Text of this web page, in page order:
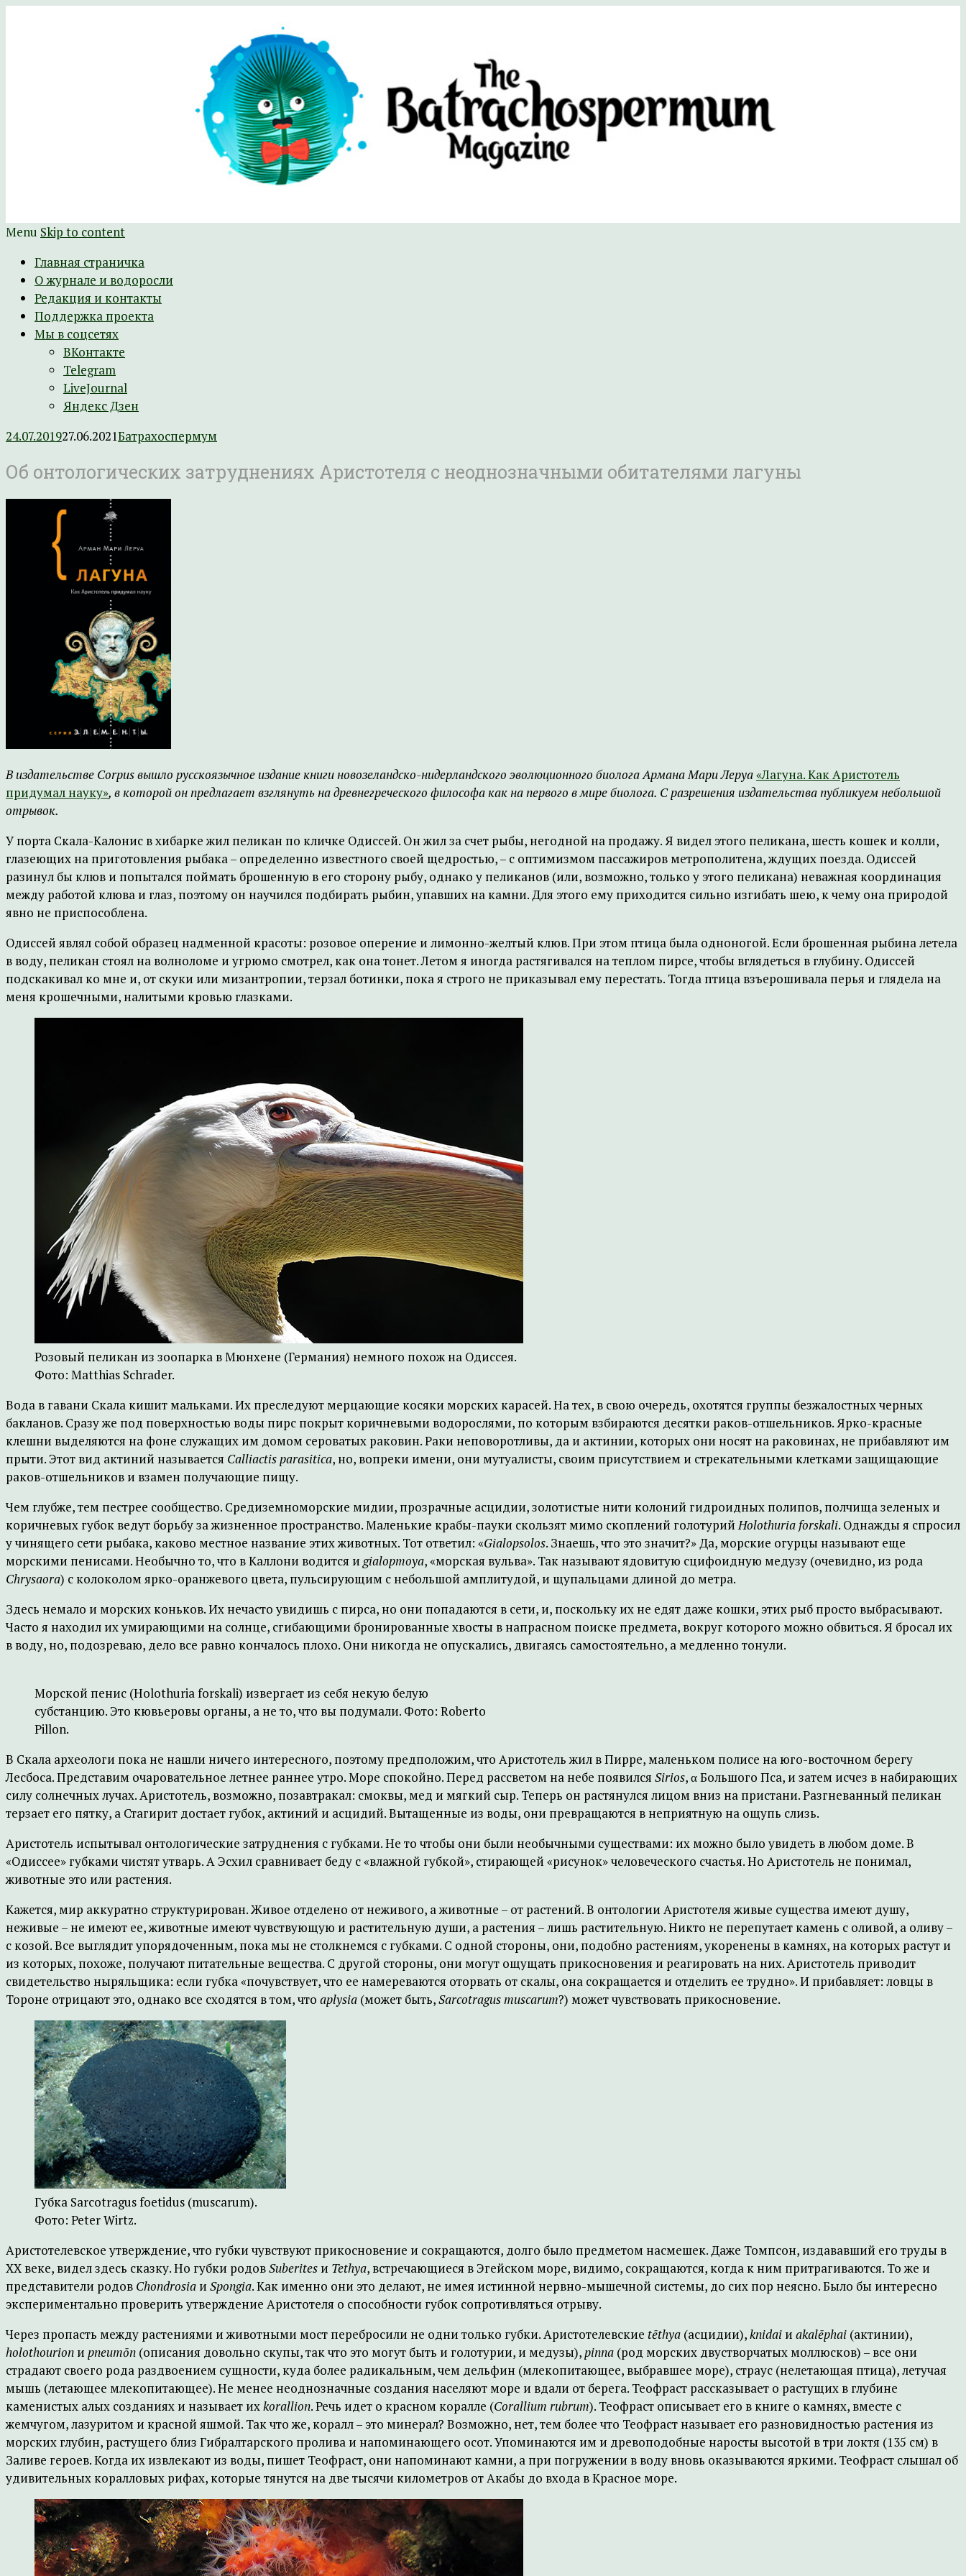
The Batrachospermum Magazine
Научно-развлекательный журнал Батрахоспермум (официальный сайт)
Menu Skip to content
Главная страничка
О журнале и водоросли
Редакция и контакты
Поддержка проекта
Мы в соцсетях
ВКонтакте
Telegram
LiveJournal
Яндекс Дзен
24.07.201927.06.2021Батрахоспермум
Об онтологических затруднениях Аристотеля с неоднозначными обитателями лагуны
В издательстве Corpus вышло русскоязычное издание книги новозеландско-нидерландского эволюционного биолога Армана Мари Леруа«Лагуна. Как Аристотель
придумал науку», в которой он предлагает взглянуть на древнегреческого философа как на первого в мире биолога. С разрешения издательства публикуем небольшой
отрывок.
У порта Скала-Калонис в хибарке жил пеликан по кличке Одиссей. Он жил за счет рыбы, негодной на продажу. Я видел этого пеликана, шесть кошек и колли,
глазеющих на приготовления рыбака – определенно известного своей щедростью, – с оптимизмом пассажиров метрополитена, ждущих поезда. Одиссей
разинул бы клюв и попытался поймать брошенную в его сторону рыбу, однако у пеликанов (или, возможно, только у этого пеликана) неважная координация
между работой клюва и глаз, поэтому он научился подбирать рыбин, упавших на камни. Для этого ему приходится сильно изгибать шею, к чему она природой
явно не приспособлена.
Одиссей являл собой образец надменной красоты: розовое оперение и лимонно-желтый клюв. При этом птица была одноногой. Если брошенная рыбина летела
в воду, пеликан стоял на волноломе и угрюмо смотрел, как она тонет. Летом я иногда растягивался на теплом пирсе, чтобы вглядеться в глубину. Одиссей
подскакивал ко мне и, от скуки или мизантропии, терзал ботинки, пока я строго не приказывал ему перестать. Тогда птица взъерошивала перья и глядела на
меня крошечными, налитыми кровью глазками.
Розовый пеликан из зоопарка в Мюнхене (Германия) немного похож на Одиссея.
Фото: Matthias Schrader.
Вода в гавани Скала кишит мальками. Их преследуют мерцающие косяки морских карасей. На тех, в свою очередь, охотятся группы безжалостных черных
бакланов. Сразу же под поверхностью воды пирс покрыт коричневыми водорослями, по которым взбираются десятки раков-отшельников. Ярко-красные
клешни выделяются на фоне служащих им домом сероватых раковин. Раки неповоротливы, да и актинии, которых они носят на раковинах, не прибавляют им
прыти. Этот вид актиний называется Calliactis parasitica, но, вопреки имени, они мутуалисты, своим присутствием и стрекательными клетками защищающие
раков-отшельников и взамен получающие пищу.
Чем глубже, тем пестрее сообщество. Средиземноморские мидии, прозрачные асцидии, золотистые нити колоний гидроидных полипов, полчища зеленых и
коричневых губок ведут борьбу за жизненное пространство. Маленькие крабы-пауки скользят мимо скоплений голотурийHolothuria forskali. Однажды я спросил
у чинящего сети рыбака, каково местное название этих животных. Тот ответил: «Gialopsolos. Знаешь, что это значит?» Да, морские огурцы называют еще
морскими пенисами. Необычно то, что в Каллони водится и gialopmoya, «морская вульва». Так называют ядовитую сцифоидную медузу (очевидно, из рода
Chrysaora) с колоколом ярко-оранжевого цвета, пульсирующим с небольшой амплитудой, и щупальцами длиной до метра.
Здесь немало и морских коньков. Их нечасто увидишь с пирса, но они попадаются в сети, и, поскольку их не едят даже кошки, этих рыб просто выбрасывают.
Часто я находил их умирающими на солнце, сгибающими бронированные хвосты в напрасном поиске предмета, вокруг которого можно обвиться. Я бросал их
в воду, но, подозреваю, дело все равно кончалось плохо. Они никогда не опускались, двигаясь самостоятельно, а медленно тонули.
Морской пенис (Holothuria forskali) извергает из себя некую белую
субстанцию. Это кювьеровы органы, а не то, что вы подумали. Фото: Roberto
Pillon.
В Скала археологи пока не нашли ничего интересного, поэтому предположим, что Аристотель жил в Пирре, маленьком полисе на юго-восточном берегу
Лесбоса. Представим очаровательное летнее раннее утро. Море спокойно. Перед рассветом на небе появился Sirios, α Большого Пса, и затем исчез в набирающих
силу солнечных лучах. Аристотель, возможно, позавтракал: смоквы, мед и мягкий сыр. Теперь он растянулся лицом вниз на пристани. Разгневанный пеликан
терзает его пятку, а Стагирит достает губок, актиний и асцидий. Вытащенные из воды, они превращаются в неприятную на ощупь слизь.
Аристотель испытывал онтологические затруднения с губками. Не то чтобы они были необычными существами: их можно было увидеть в любом доме. В
«Одиссее» губками чистят утварь. А Эсхил сравнивает беду с «влажной губкой», стирающей «рисунок» человеческого счастья. Но Аристотель не понимал,
животные это или растения.
Кажется, мир аккуратно структурирован. Живое отделено от неживого, а животные – от растений. В онтологии Аристотеля живые существа имеют душу,
неживые – не имеют ее, животные имеют чувствующую и растительную души, а растения – лишь растительную. Никто не перепутает камень с оливой, а оливу –
с козой. Все выглядит упорядоченным, пока мы не столкнемся с губками. С одной стороны, они, подобно растениям, укоренены в камнях, на которых растут и
из которых, похоже, получают питательные вещества. С другой стороны, они могут ощущать прикосновения и реагировать на них. Аристотель приводит
свидетельство ныряльщика: если губка «почувствует, что ее намереваются оторвать от скалы, она сокращается и отделить ее трудно». И прибавляет: ловцы в
Тороне отрицают это, однако все сходятся в том, что aplysia (может быть,Sarcotragus muscarum?) может чувствовать прикосновение.
Губка Sarcotragus foetidus (muscarum).
Фото: Peter Wirtz.
Аристотелевское утверждение, что губки чувствуют прикосновение и сокращаются, долго было предметом насмешек. Даже Томпсон, издававший его труды в
XX веке, видел здесь сказку. Но губки родовSuberites и Tethya, встречающиеся в Эгейском море, видимо, сокращаются, когда к ним притрагиваются. То же и
представители родов Chondrosia и Spongia. Как именно они это делают, не имея истинной нервно-мышечной системы, до сих пор неясно. Было бы интересно
экспериментально проверить утверждение Аристотеля о способности губок сопротивляться отрыву.
Через пропасть между растениями и животными мост перебросили не одни только губки. Аристотелевские tēthya (асцидии),knidai и akalēphai (актинии),
holothourion и pneumōn (описания довольно скупы, так что это могут быть и голотурии, и медузы),pinna (род морских двустворчатых моллюсков) – все они
страдают своего рода раздвоением сущности, куда более радикальным, чем дельфин (млекопитающее, выбравшее море), страус (нелетающая птица), летучая
мышь (летающее млекопитающее). Не менее неоднозначные создания населяют море и вдали от берега. Теофраст рассказывает о растущих в глубине
каменистых алых созданиях и называет ихkorallion. Речь идет о красном коралле (Corallium rubrum). Теофраст описывает его в книге о камнях, вместе с
жемчугом, лазуритом и красной яшмой. Так что же, коралл – это минерал? Возможно, нет, тем более что Теофраст называет его разновидностью растения из
морских глубин, растущего близ Гибралтарского пролива и напоминающего осот. Упоминаются им и древоподобные наросты высотой в три локтя (135 см) в
Заливе героев. Когда их извлекают из воды, пишет Теофраст, они напоминают камни, а при погружении в воду вновь оказываются яркими. Теофраст слышал об
удивительных коралловых рифах, которые тянутся на две тысячи километров от Акабы до входа в Красное море.